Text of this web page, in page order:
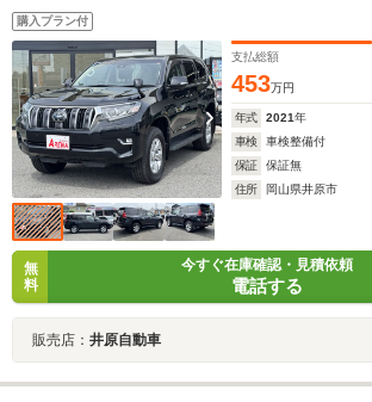
購入プラン付
支払総額
453万円
年式 2021年
車検
車検整備付
保証
保証無
住所
岡山県井原市
無
料
今すぐ在庫確認・見積依頼
電話する
販売店： 井原自動車